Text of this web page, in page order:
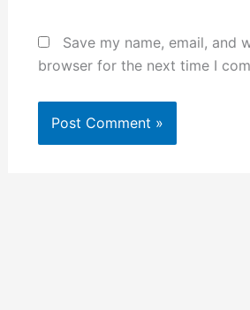
Save my name, email, and
browser for the next time I